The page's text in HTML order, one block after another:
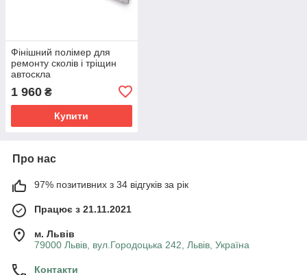
Фінішний полімер для
ремонту сколів і тріщин
автоскла
1 960 ₴
Купити
Про нас
97% позитивних з 34 відгуків за рік
Працює з 21.11.2021
м. Львів
79000 Львів, вул.Городоцька 242, Львів, Україна
Контакти